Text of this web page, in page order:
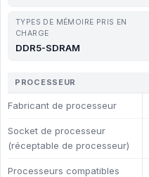
TYPES DE MÉMOIRE PRIS EN
CHARGE
DDR5-SDRAM
PROCESSEUR
Fabricant de processeur
Socket de processeur
(réceptable de processeur)
Processeurs compatibles